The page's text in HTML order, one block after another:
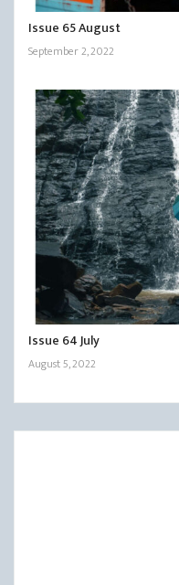
Issue 65 August
September 2, 2022
Issue 64 July
August 5, 2022